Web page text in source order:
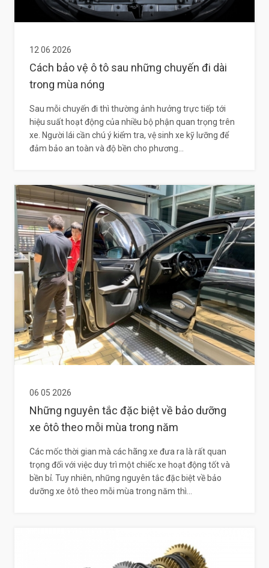
12 06 2026
Cách bảo vệ ô tô sau những chuyến đi dài
trong mùa nóng
Sau mỗi chuyến đi thì thường ảnh hưởng trực tiếp tới
hiệu suất hoạt động của nhiều bộ phận quan trọng trên
xe. Người lái cần chú ý kiểm tra, vệ sinh xe kỹ lưỡng để
đảm bảo an toàn và độ bền cho phương...
06 05 2026
Những nguyên tắc đặc biệt về bảo dưỡng
xe ôtô theo mỗi mùa trong năm
Các mốc thời gian mà các hãng xe đưa ra là rất quan
trọng đối với việc duy trì một chiếc xe hoạt động tốt và
bền bỉ. Tuy nhiên, những nguyên tắc đặc biệt về bảo
dưỡng xe ôtô theo mỗi mùa trong năm thì...